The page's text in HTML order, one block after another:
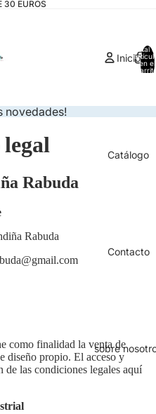
30 EUROS
Inicio
Catálogo
Contacto
sobre
Total
en el
novedades!
Rabuda
Rabuda
como finalidad la venta de
diseño propio. El acceso y
las condiciones legales aquí